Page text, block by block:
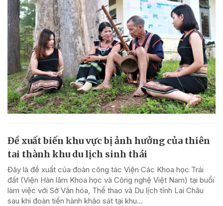
Đề xuất biến khu vực bị ảnh hưởng của thiên
tai thành khu du lịch sinh thái
Đây là đề xuất của đoàn công tác Viện Các Khoa học Trái
đất (Viện Hàn lâm Khoa học và Công nghệ Việt Nam) tại buổi
làm việc với Sở Văn hóa, Thể thao và Du lịch tỉnh Lai Châu
sau khi đoàn tiến hành khảo sát tại khu...